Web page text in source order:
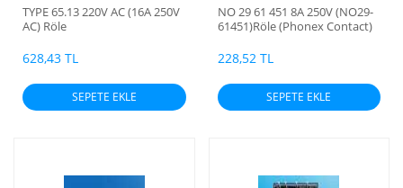
TYPE 65.13 220V AC (16A 250V
AC) Röle
628,43 TL
SEPETE EKLE
NO 29 61 451 8A 250V (NO29-
61451)Röle (Phonex Contact)
228,52 TL
SEPETE EKLE